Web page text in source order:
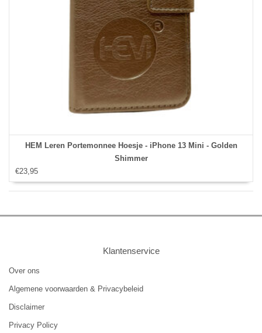
HEM Leren Portemonnee Hoesje - iPhone 13 Mini - Golden
Shimmer
€23,95
Klantenservice
Over ons
Algemene voorwaarden & Privacybeleid
Disclaimer
Privacy Policy